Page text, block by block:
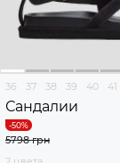
36 37 38 39 40 41
Сандалии
5798 грн